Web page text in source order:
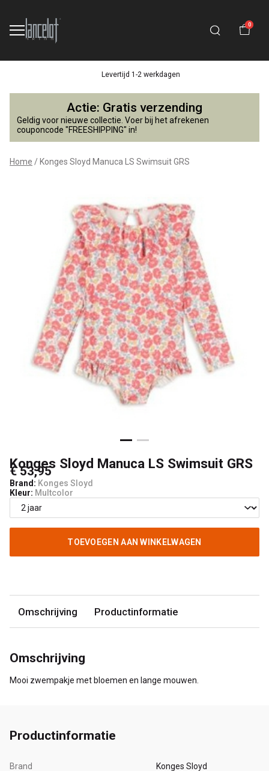
0
Levertijd 1-2 werkdagen
Konges
Sloyd
Manuca
LS
Swimsuit
Lancelot
Kids
Actie: Gratis verzending
Geldig voor nieuwe collectie. Voer bij het afrekenen
couponcode "FREESHIPPING" in!
Home Konges Sloyd Manuca LS Swimsuit GRS
Konges Sloyd Manuca LS Swimsuit GRS
€ 53,95
Brand: Konges Sloyd
Kleur: Multcolor
TOEVOEGEN AAN WINKELWAGEN
Omschrijving Productinformatie
Omschrijving
Mooi zwempakje met bloemen en lange mouwen.
Productinformatie
Brand Konges Sloyd